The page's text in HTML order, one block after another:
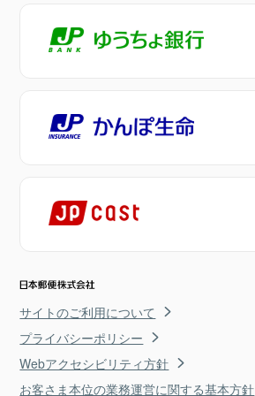
サイトのご利用について
プライバシーポリシー
Webアクセシビリティ方針
お客さま本位の業務運営に関する基本方針